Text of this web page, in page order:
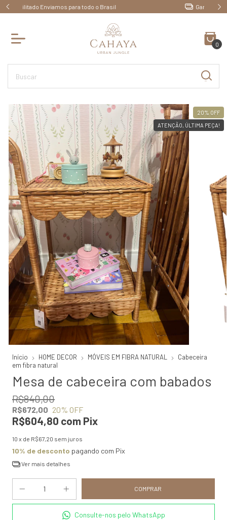
Ganhe 10% OFF pagando no PIX
0
20% OFF
ATENÇÃO, ÚLTIMA PEÇA!
Início HOME DECOR MÓVEIS EM FIBRA NATURAL
Cabeceira
em fibra natural
Mesa de cabeceira com babados
R$840,00
R$672,00 20% OFF
R$604,80 com Pix
10 x de R$67,20 sem juros
10% de desconto pagando com Pix
Ver mais detalhes
Consulte-nos pelo WhatsApp